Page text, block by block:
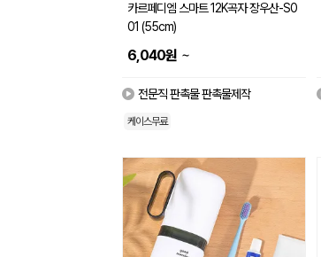
카르페디엠 스마트 12K곡자 장우산-S0
01 (55cm)
6,040원 ~
전문직 판촉물 판촉물제작
케이스무료